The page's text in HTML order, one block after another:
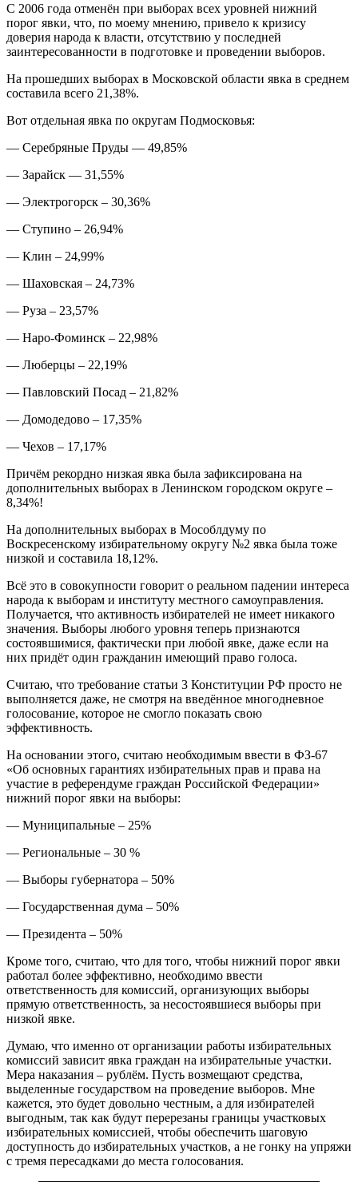
С 2006 года отменён при выборах всех уровней нижний
порог явки, что, по моему мнению, привело к кризису
доверия народа к власти, отсутствию у последней
заинтересованности в подготовке и проведении выборов.
На прошедших выборах в Московской области явка в среднем
составила всего 21,38%.
Вот отдельная явка по округам Подмосковья:
— Серебряные Пруды — 49,85%
— Зарайск — 31,55%
— Электрогорск – 30,36%
— Ступино – 26,94%
— Клин – 24,99%
— Шаховская – 24,73%
— Руза – 23,57%
— Наро-Фоминск – 22,98%
— Люберцы – 22,19%
— Павловский Посад – 21,82%
— Домодедово – 17,35%
— Чехов – 17,17%
Причём рекордно низкая явка была зафиксирована на
дополнительных выборах в Ленинском городском округе –
8,34%!
На дополнительных выборах в Мособлдуму по
Воскресенскому избирательному округу №2 явка была тоже
низкой и составила 18,12%.
Всё это в совокупности говорит о реальном падении интереса
народа к выборам и институту местного самоуправления.
Получается, что активность избирателей не имеет никакого
значения. Выборы любого уровня теперь признаются
состоявшимися, фактически при любой явке, даже если на
них придёт один гражданин имеющий право голоса.
Считаю, что требование статьи 3 Конституции РФ просто не
выполняется даже, не смотря на введённое многодневное
голосование, которое не смогло показать свою
эффективность.
На основании этого, считаю необходимым ввести в ФЗ-67
«Об основных гарантиях избирательных прав и права на
участие в референдуме граждан Российской Федерации»
нижний порог явки на выборы:
— Муниципальные – 25%
— Региональные – 30 %
— Выборы губернатора – 50%
— Государственная дума – 50%
— Президента – 50%
Кроме того, считаю, что для того, чтобы нижний порог явки
работал более эффективно, необходимо ввести
ответственность для комиссий, организующих выборы
прямую ответственность, за несостоявшиеся выборы при
низкой явке.
Думаю, что именно от организации работы избирательных
комиссий зависит явка граждан на избирательные участки.
Мера наказания – рублём. Пусть возмещают средства,
выделенные государством на проведение выборов. Мне
кажется, это будет довольно честным, а для избирателей
выгодным, так как будут перерезаны границы участковых
избирательных комиссией, чтобы обеспечить шаговую
доступность до избирательных участков, а не гонку на упряжи
с тремя пересадками до места голосования.